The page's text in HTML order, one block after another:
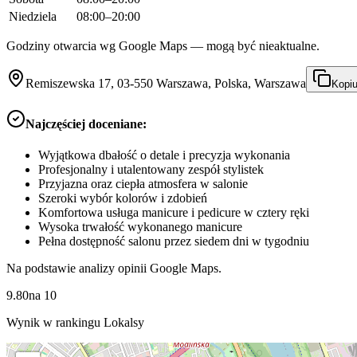
Niedziela
08:00–20:00
Godziny otwarcia wg Google Maps — mogą być nieaktualne.
Remiszewska 17, 03-550 Warszawa, Polska, Warszawa
Najczęściej doceniane:
Wyjątkowa dbałość o detale i precyzja wykonania
Profesjonalny i utalentowany zespół stylistek
Przyjazna oraz ciepła atmosfera w salonie
Szeroki wybór kolorów i zdobień
Komfortowa usługa manicure i pedicure w cztery ręki
Wysoka trwałość wykonanego manicure
Pełna dostępność salonu przez siedem dni w tygodniu
Na podstawie analizy opinii Google Maps.
9.80na 10
Wynik w rankingu Lokalsy